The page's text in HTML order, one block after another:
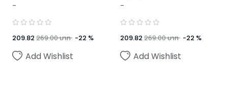
-
209.82 269.00บาท -22 %
Add Wishlist
-
209.82 269.00บาท -22 %
Add Wishlist